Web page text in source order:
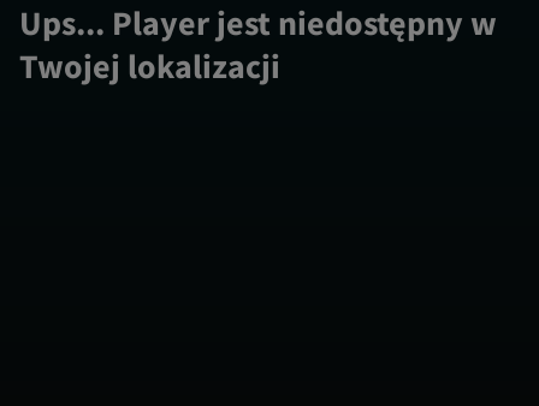
Ups... Player jest niedostępny w
Twojej lokalizacji